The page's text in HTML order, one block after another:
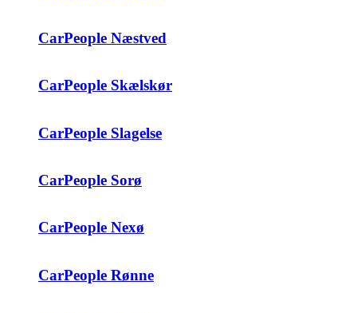
CarPeople Næstved
CarPeople Skælskør
CarPeople Slagelse
CarPeople Sorø
CarPeople Nexø
CarPeople Rønne